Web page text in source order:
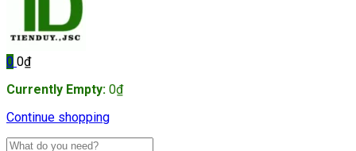
0 0₫
Currently Empty: 0₫
Continue shopping